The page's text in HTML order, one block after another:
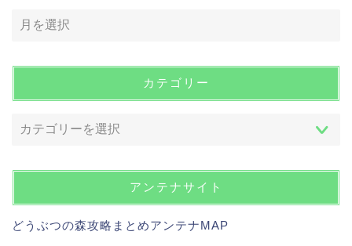
カテゴリー
アンテナサイト
どうぶつの森攻略まとめアンテナMAP